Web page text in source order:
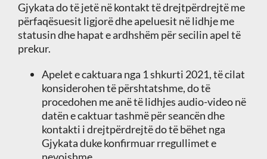
Gjykata do të jetë në kontakt të drejtpërdrejtë me
përfaqësuesit ligjorë dhe apeluesit në lidhje me
statusin dhe hapat e ardhshëm për secilin apel të
prekur.
Apelet e caktuara nga 1 shkurti 2021, të cilat
konsiderohen të përshtatshme, do të
procedohen me anë të lidhjes audio-video në
datën e caktuar tashmë për seancën dhe
kontakti i drejtpërdrejtë do të bëhet nga
Gjykata duke konfirmuar rregullimet e